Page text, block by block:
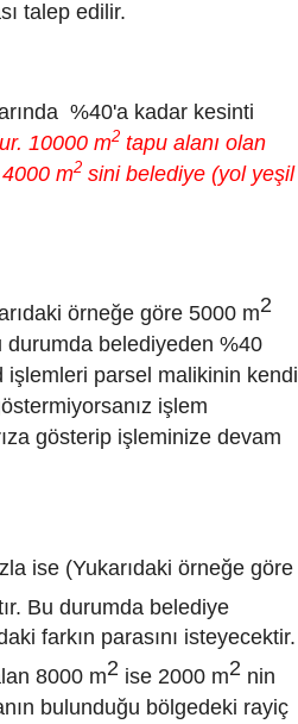
talep edilir.
%40'a kadar kesinti
10000 m2 tapu alanı olan
m2 sini belediye (yol yeşil
örneğe göre 5000 m2
durumda belediyeden %40
işlemleri parsel malikinin kendi
işlem
gösterip işleminize devam
ise (Yukarıdaki örneğe göre
Bu durumda belediye
farkın parasını isteyecektir.
8000 m2 ise 2000 m2 nin
bulunduğu bölgedeki rayiç